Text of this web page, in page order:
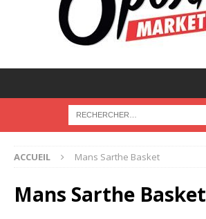
ACCUEIL Mans Sarthe Basket
Mans Sarthe Basket